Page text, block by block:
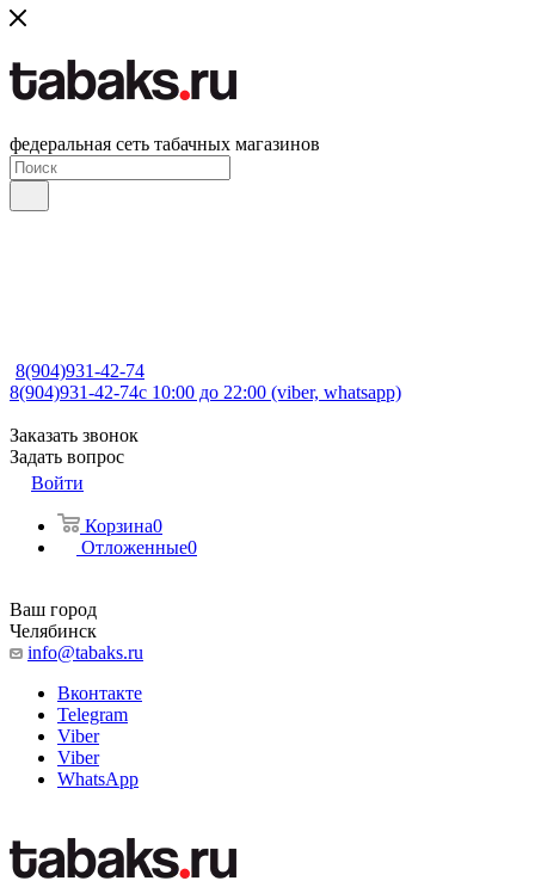
федеральная сеть табачных магазинов
8(904)931-42-74
8(904)931-42-74с 10:00 до 22:00 (viber, whatsapp)
Заказать звонок
Задать вопрос
Войти
Корзина0
Отложенные0
Ваш город
Челябинск
info@tabaks.ru
Вконтакте
Telegram
Viber
Viber
WhatsApp